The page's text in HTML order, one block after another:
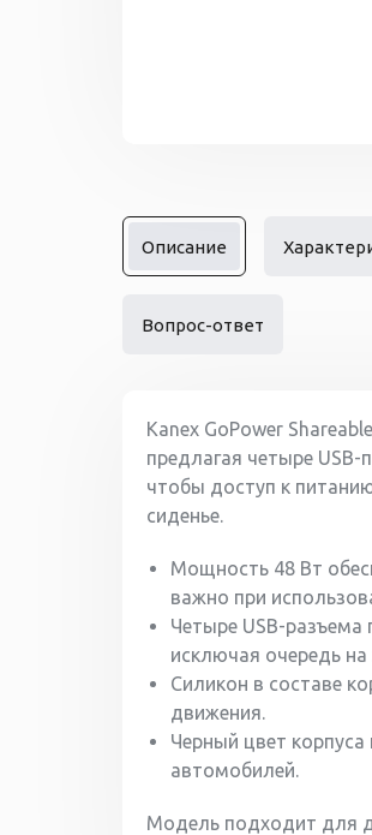
Описание
Вопрос-ответ
Kanex GoPower
предлагая четыре
чтобы доступ к
сиденье.
Мощность 48 Вт
важно при
Четыре USB-
исключая очередь на
Силикон в составе
движения.
Черный цвет корпуса
автомобилей.
Модель подходит для